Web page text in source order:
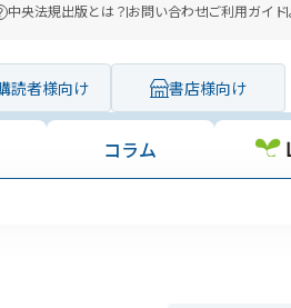
中央法規出版とは？お問い合わせご利用ガイド
読者様向け 書店様向け
コラム